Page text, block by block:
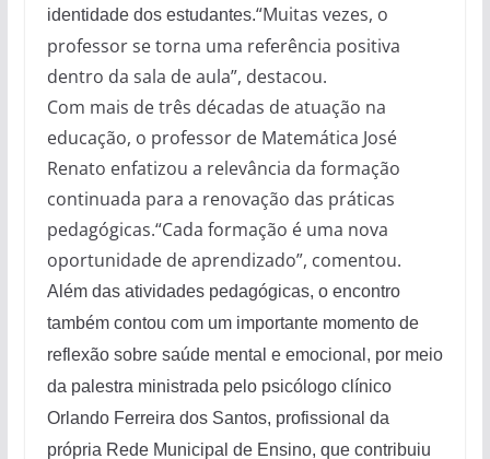
identidade dos estudantes.“Muitas vezes, o
professor se torna uma referência positiva
dentro da sala de aula”, destacou.
Com mais de três décadas de atuação na
educação, o professor de Matemática José
Renato enfatizou a relevância da formação
continuada para a renovação das práticas
pedagógicas.“Cada formação é uma nova
oportunidade de aprendizado”, comentou.
Além das atividades pedagógicas, o encontro
também contou com um importante momento de
reflexão sobre saúde mental e emocional, por meio
da palestra ministrada pelo psicólogo clínico
Orlando Ferreira dos Santos, profissional da
própria Rede Municipal de Ensino, que contribuiu